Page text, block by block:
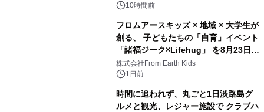
10時間前
フロムアースキッズ × 地域 × 大学生が
創る、 子どもたちの「自育」イベント
「諸福ジーク×Lifehug」 を8月23日
(日)開催
株式会社From Earth Kids
1日前
時間に追われず、丸ごと1日淡路島グ
ルメと観光、レジャー施設で クラブハ